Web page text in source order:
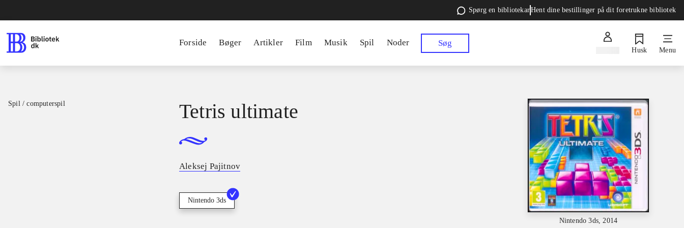
Spørg en bibliotekarHent dine bestillinger på dit foretrukne bibliotek
Forside Bøger Artikler Film Musik Spil Noder Søg
Husk Menu
Spil / computerspil
Nintendo 3ds, 2014
Tetris ultimate
Aleksej Pajitnov
Nintendo 3ds